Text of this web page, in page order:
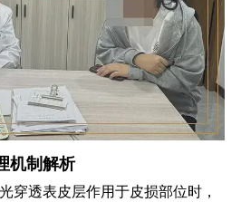
机制解析
穿透表皮层作用于皮损部位时，